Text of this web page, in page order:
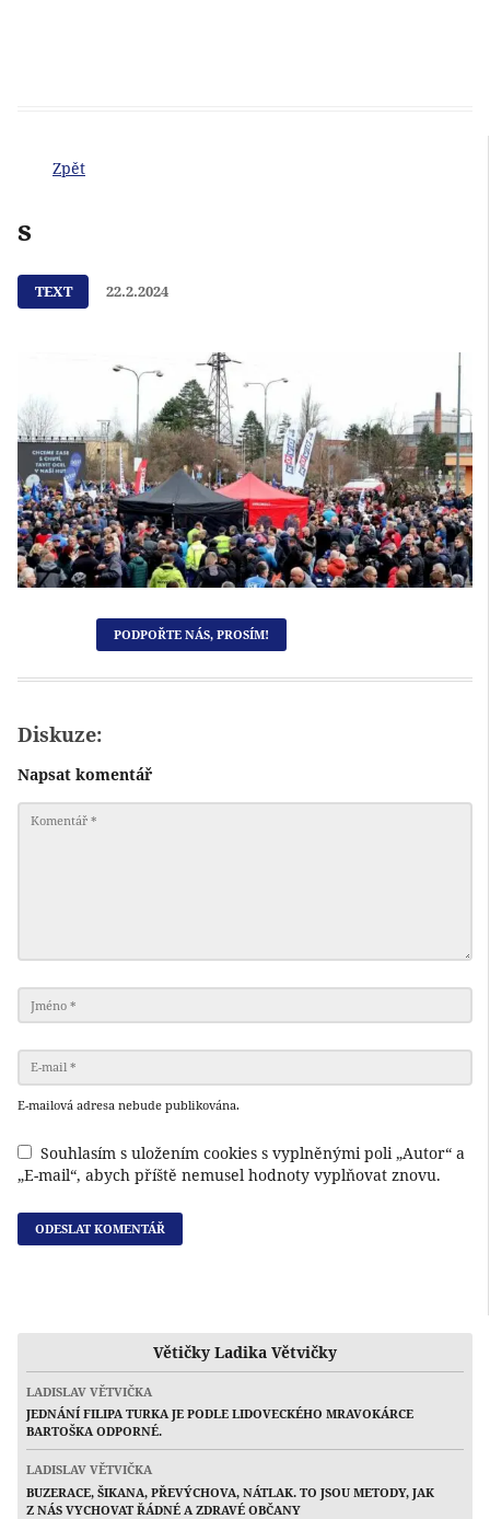
Zpět
s
TEXT 22.2.2024
PODPOŘTE NÁS, PROSÍM!
Diskuze:
Napsat komentář
E-mailová adresa nebude publikována.
Souhlasím s uložením cookies s vyplněnými poli „Autor“ a
„E-mail“, abych příště nemusel hodnoty vyplňovat znovu.
Větičky Ladika Větvičky
LADISLAV VĚTVIČKA
JEDNÁNÍ FILIPA TURKA JE PODLE LIDOVECKÉHO MRAVOKÁRCE
BARTOŠKA ODPORNÉ.
LADISLAV VĚTVIČKA
BUZERACE, ŠIKANA, PŘEVÝCHOVA, NÁTLAK. TO JSOU METODY, JAK
Z NÁS VYCHOVAT ŘÁDNÉ A ZDRAVÉ OBČANY